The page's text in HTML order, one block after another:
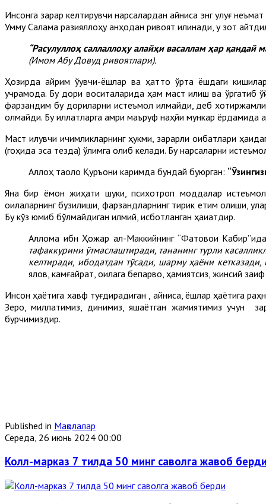
Инсонга зарар келтирувчи нарсалардан айниқса энг улуғ
Умму Салама разияллоҳу анҳодан ривоят қилинади, у зот
“Расулуллоҳ саллаллоҳу алайҳи васаллам ҳар
(Имом Абу Довуд ривоятлари).
Ҳозирда айрим ўқувчи-ёшлар ва ҳатто ўрта ёшдаги
учрамоқда. Бу дори воситаларида ҳам маст қилиш ва ўргатиб
фарзандим бу дориларни истеъмол қилмайди, деб
олмайди. Бу иллатларга амри маъруф наҳйи мункар ёрдамида
Маст қилувчи ичимликларнинг ҳукми, зарарли оқибатлари
(гоҳида эса тезда) ўлимга олиб келади. Бу нарсаларни
Аллоҳ таоло Қуръони каримда бундай буюрган:
Яна бир ёмон жиҳати шуки, психотроп моддалар
оилаларнинг бузилиши, фарзандларнинг тирик етим қолиши,
Бу кўз юмиб бўлмайдиган илмий, исботланган ҳақиқатдир.
Аллома ибн Ҳожар ал-Маккийнинг “Фатовои
тафаккурини ўтмаслаштиради, тананинг турли
келтиради, ибодатдан тўсади, шарму ҳаёни
ялқов, камғайрат, оилага бепарво, ҳамиятсиз, жинсий
Инсон ҳаётига хавф туғдирадиган , айниқса, ёшлар ҳаётига
Зеро, миллатимиз, динимиз, яшаётган жамиятимиз учун
бурчимиздир.
Published in Мақолалар
Середа, 26 июнь 2024 00:00
Колл-марказ 7 тилда 50 минг саволга жавоб